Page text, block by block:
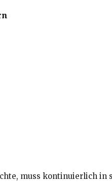
muss kontinuierlich in